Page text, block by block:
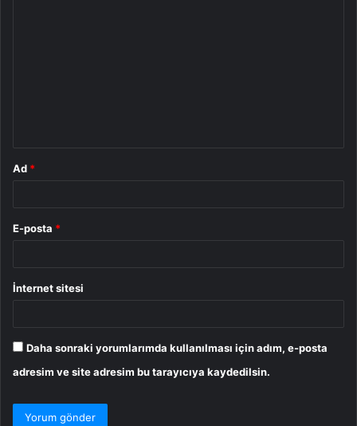
Ad *
E-posta *
İnternet sitesi
Daha sonraki yorumlarımda kullanılması için adım, e-posta
adresim ve site adresim bu tarayıcıya kaydedilsin.